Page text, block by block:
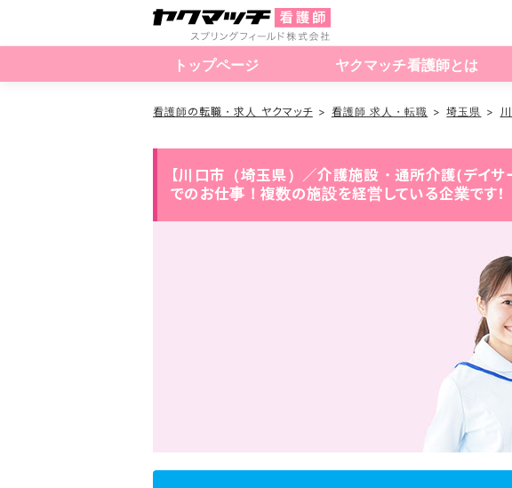
トップページ ヤクマッチ看護師とは
看護師の転職・求人 ヤクマッチ 看護師 求人・転職 埼玉県
【川口市（埼玉県）／介護施設・通所介護(デイ
でのお仕事！複数の施設を経営している企業です！